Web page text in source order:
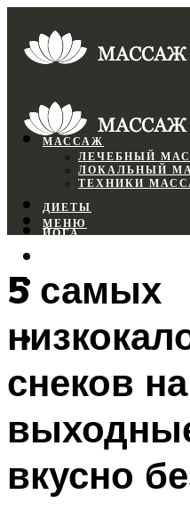
МАССАЖ
ЛЕЧЕБНЫЙ
ЛОКАЛЬНЫЙ
ТЕХНИКИ
ДИЕТЫ
ЙОГА
ФИТНЕС
МЕНЮ
МЕНЮ
5 самых
снеков на
вкусно